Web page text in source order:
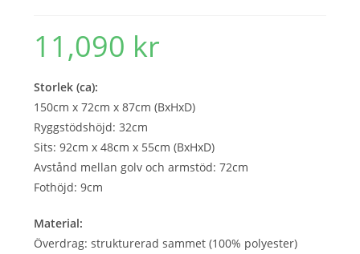
11,090 kr
Storlek (ca):
150cm x 72cm x 87cm (BxHxD)
Ryggstödshöjd: 32cm
Sits: 92cm x 48cm x 55cm (BxHxD)
Avstånd mellan golv och armstöd: 72cm
Fothöjd: 9cm
Material:
Överdrag: strukturerad sammet (100% polyester)